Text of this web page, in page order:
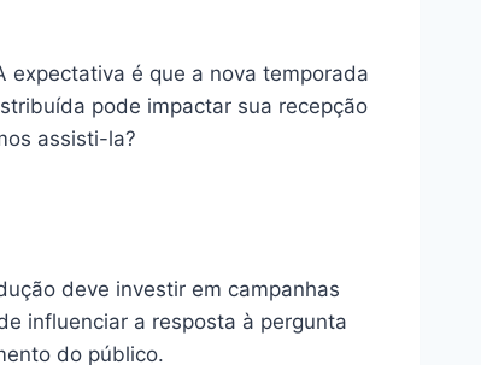
expectativa é que a nova temporada
pode impactar sua recepção
assisti-la?
deve investir em campanhas
influenciar a resposta à pergunta
do público.